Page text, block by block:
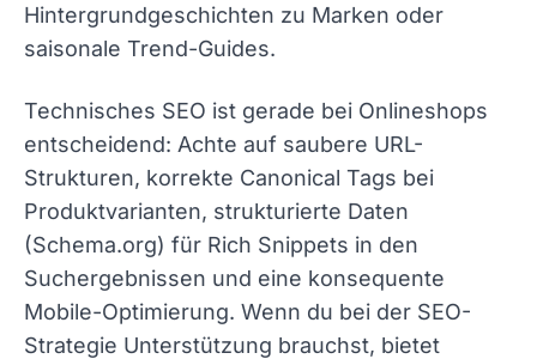
Hintergrundgeschichten zu Marken oder
saisonale Trend-Guides.
Technisches SEO ist gerade bei Onlineshops
entscheidend: Achte auf saubere URL-
Strukturen, korrekte Canonical Tags bei
Produktvarianten, strukturierte Daten
(Schema.org) für Rich Snippets in den
Suchergebnissen und eine konsequente
Mobile-Optimierung. Wenn du bei der SEO-
Strategie Unterstützung brauchst, bietet